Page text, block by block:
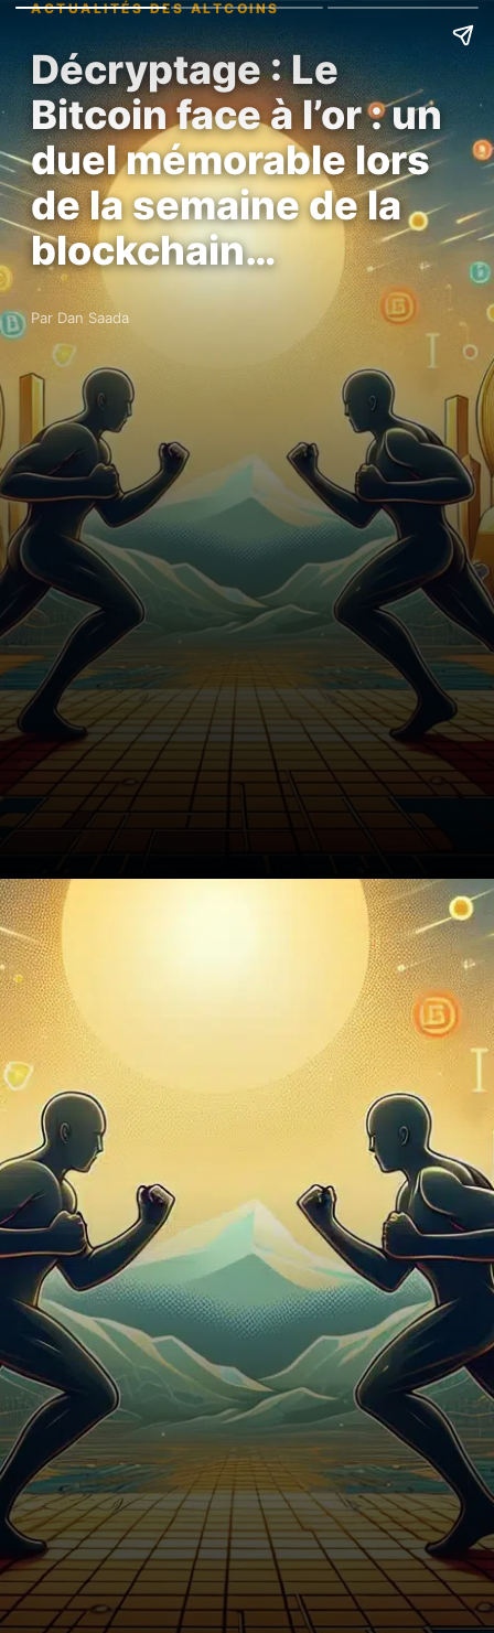
ACTUALITÉS DES ALTCOINS
Décryptage : Le
Bitcoin face à l’or : un
duel mémorable lors
de la semaine de la
blockchain…
Par Dan Saada